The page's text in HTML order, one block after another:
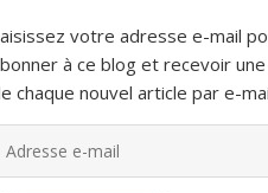
votre adresse e-mail
à ce blog et recevoir
chaque nouvel article par e-